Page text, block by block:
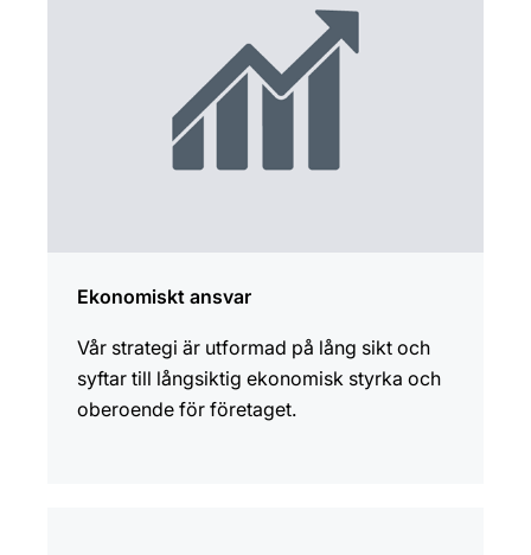
Ekonomiskt ansvar
Vår strategi är utformad på lång sikt och
syftar till långsiktig ekonomisk styrka och
oberoende för företaget.